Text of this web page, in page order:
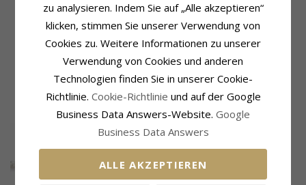
Schmuckstein:Diamant
Diamantfarbe:
Wesselton
Diamantreinheit:
0,36
Dicke, Oben: 1,7 mm
Dicke, Unten:
1,2 mm
Fassung
Höhe X Breite:
4,5 x 4,5 mm
Tiefe:3,5 mm
KUNDEN KAUFTEN AUCH
zu analysieren. Indem Sie auf „Alle akzeptieren“
klicken, stimmen Sie unserer Verwendung von
Cookies zu. Weitere Informationen zu unserer
Verwendung von Cookies und anderen
Technologien finden Sie in unserer Cookie-
Richtlinie. Cookie-Richtlinie und auf der Google
Business Data Answers-Website. Google
Business Data Answers
ALLE AKZEPTIEREN